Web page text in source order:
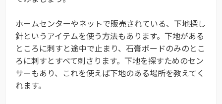
ホームセンターやネットで販売されている、下地探し
針というアイテムを使う方法もあります。下地がある
ところに刺すと途中で止まり、石膏ボードのみのとこ
ろに刺すとすべて刺さります。下地を探すためのセン
サーもあり、これを使えば下地のある場所を教えてく
れます。